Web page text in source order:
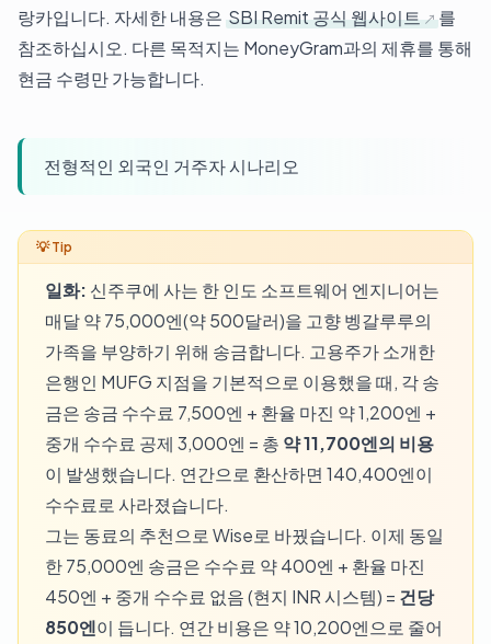
랑카입니다. 자세한 내용은 SBI Remit 공식 웹사이트
를
참조하십시오. 다른 목적지는 MoneyGram과의 제휴를 통해
현금 수령만 가능합니다.
전형적인 외국인 거주자 시나리오
일화: 신주쿠에 사는 한 인도 소프트웨어 엔지니어는
매달 약 75,000엔(약 500달러)을 고향 벵갈루루의
가족을 부양하기 위해 송금합니다. 고용주가 소개한
은행인 MUFG 지점을 기본적으로 이용했을 때, 각 송
금은 송금 수수료 7,500엔 + 환율 마진 약 1,200엔 +
중개 수수료 공제 3,000엔 = 총 약 11,700엔의 비용
이 발생했습니다. 연간으로 환산하면 140,400엔이
수수료로 사라졌습니다.
그는 동료의 추천으로 Wise로 바꿨습니다. 이제 동일
한 75,000엔 송금은 수수료 약 400엔 + 환율 마진
450엔 + 중개 수수료 없음 (현지 INR 시스템) = 건당
850엔이 듭니다. 연간 비용은 약 10,200엔으로 줄어